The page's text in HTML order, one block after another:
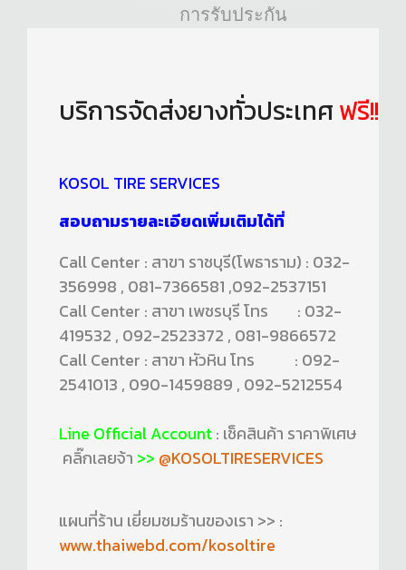
การรับประกัน
บริการจัดส่งยางทั่วประเทศฟรี!!
KOSOL TIRE SERVICES
สอบถามรายละเอียดเพิ่มเติมได้ที่
Call Center : สาขา ราชบุรี(โพธาราม) : 032-
356998 , 081-7366581 ,092-2537151
Call Center : สาขา เพชรบุรี โทร : 032-
419532 , 092-2523372 , 081-9866572
Call Center : สาขา หัวหิน โทร : 092-
2541013 , 090-1459889 , 092-5212554
Line Official Account: เช็คสินค้า ราคาพิเศษ
คลิ๊กเลยจ้า >> @KOSOLTIRESERVICES
แผนที่ร้าน เยี่ยมชมร้านของเรา >> :
www.thaiwebd.com/kosoltire